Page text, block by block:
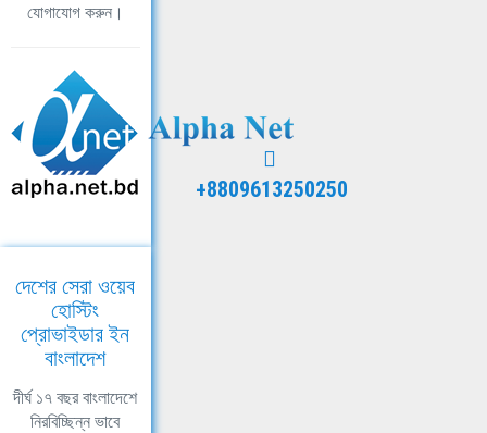
যোগাযোগ করুন।
+8809613250250
দেশের সেরা ওয়েব
হোস্টিং
প্রোভাইডার ইন
বাংলাদেশ
দীর্ঘ ১৭ বছর বাংলাদেশে
নিরবিচ্ছিন্ন ভাবে